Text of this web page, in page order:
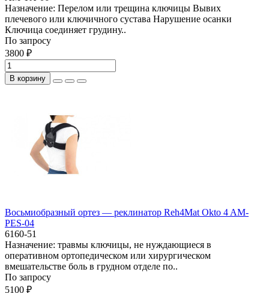
Назначение: Перелом или трещина ключицы Вывих
плечевого или ключичного сустава Нарушение осанки
Ключица соединяет грудину..
По запросу
3800 ₽
В корзину
Восьмиобразный ортез — реклинатор Reh4Mat Okto 4 AM-
PES-04
6160-51
Назначение: травмы ключицы, не нуждающиеся в
оперативном ортопедическом или хирургическом
вмешательстве боль в грудном отделе по..
По запросу
5100 ₽